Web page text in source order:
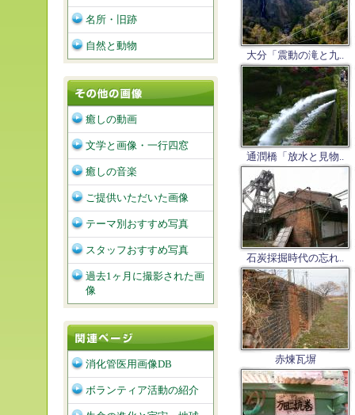
大分「震動の滝と九..
通潤橋「放水と見物..
石炭採掘時代の忘れ..
赤煉瓦塀
名所・旧跡
自然と動物
癒しの動画
文学と画像・一行四窓
癒しの音楽
ご提供いただいた画像
テーマ別おすすめ写真
スタッフおすすめ写真
過去1ヶ月に撮影された画
像
消化管医用画像DB
ボランティア活動の紹介